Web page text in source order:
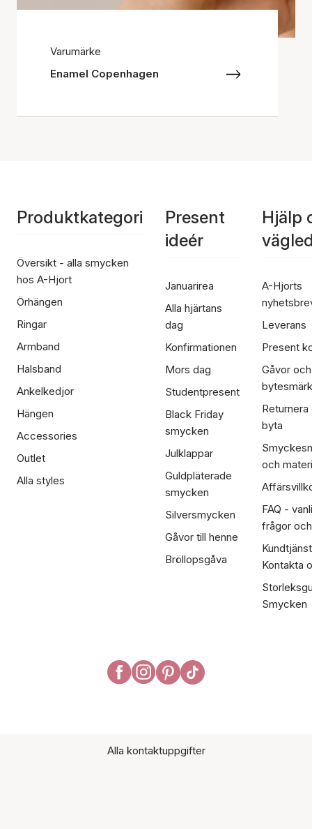
Varumärke
Enamel Copenhagen
Produktkategori
Översikt - alla smycken
hos A-Hjort
Örhängen
Ringar
Armband
Halsband
Ankelkedjor
Hängen
Accessories
Outlet
Alla styles
Present
ideér
Januarirea
Alla hjärtans
dag
Konfirmationen
Mors dag
Studentpresent
Black Friday
smycken
Julklappar
Guldpläterade
smycken
Silversmycken
Gåvor till henne
Bröllopsgåva
Hjälp
A-Hjorts
Leverans
Present
Gåvor och
Returnera
byta
och
FAQ -
frågor
Kontakta
Smycken
Alla kontaktuppgifter